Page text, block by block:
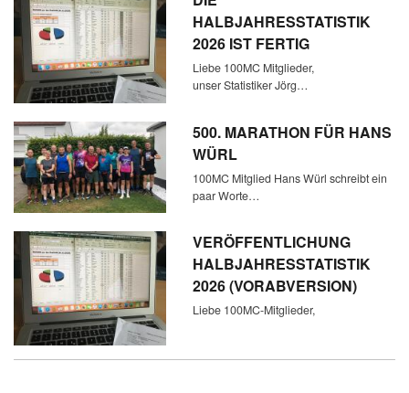
HALBJAHRESSTATISTIK
2026 IST FERTIG
Liebe 100MC Mitglieder,
unser Statistiker Jörg…
500. MARATHON FÜR HANS
WÜRL
100MC Mitglied Hans Würl schreibt ein
paar Worte…
VERÖFFENTLICHUNG
HALBJAHRESSTATISTIK
2026 (VORABVERSION)
Liebe 100MC-Mitglieder,